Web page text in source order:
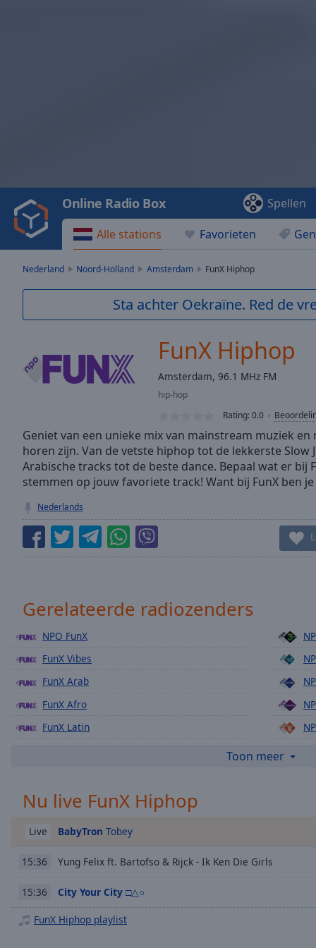
Video
Play
Backward
Skip
Current
Loaded
0.00%
Seek to
currently
behind
Remaining
Time-
Chapters
Chapters
Descriptions
descriptions
off ,
opens
settings
subtitles
selected
Audio
Alle stations Favorieten
Online Radio Box Spellen
Nederland Noord-Holland Amsterdam FunX Hiphop
Sta achter Oekraïne. Red de
FunX Hiphop
Amsterdam, 96.1 MHz FM
hip-hop
Rating:0.0
Geniet van een unieke mix van mainstream muziek
horen zijn. Van de vetste hiphop tot de lekkerste Slow
Arabische tracks tot de beste dance. Bepaal wat er bij
stemmen op jouw favoriete track! Want bij FunX ben
Nederlands
Gerelateerde radiozenders
NPO FunX
FunX Vibes
FunX Arab
FunX Afro
FunX Latin
NPO Radio 2
Toon meer
Nu live FunX Hiphop
Live BabyTron Tobey
15:36 Yung Felix ft. Bartofso & Rijck - Ik Ken Die Girls
15:36 City Your City □△○
FunX Hiphop playlist